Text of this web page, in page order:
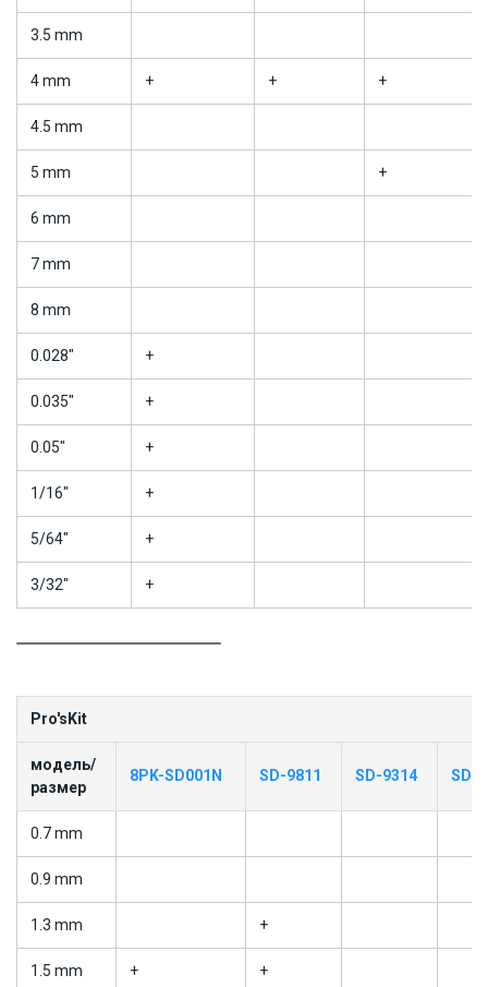
3.5 mm
4 mm + + +
4.5 mm
5 mm +
6 mm
7 mm
8 mm
0.028" +
0.035" +
0.05" +
1/16" +
5/64" +
3/32" +
Pro'sKit
модель/
размер
8PK-SD001N SD-9811 SD-9314 SD-
0.7 mm
0.9 mm
1.3 mm +
1.5 mm + +